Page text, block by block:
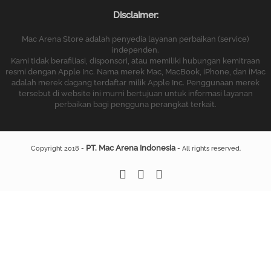
Disclaimer:
Mac Arena Store adalah penyedia layanan perbaikan (service)
independen.
Kami tidak berafiliasi, disponsori, atau memiliki hubungan kemitraan
resmi dengan Apple Inc. Nama merek Mac, MacBook, iPhone, dan iMac
adalah merek dagang terdaftar milik Apple Inc. Penggunaan merek
tersebut di website ini murni bertujuan untuk informasi layanan
perbaikan bagi pengguna perangkat terkait.
Copyright 2018 - PT. Mac Arena Indonesia- All rights reserved.